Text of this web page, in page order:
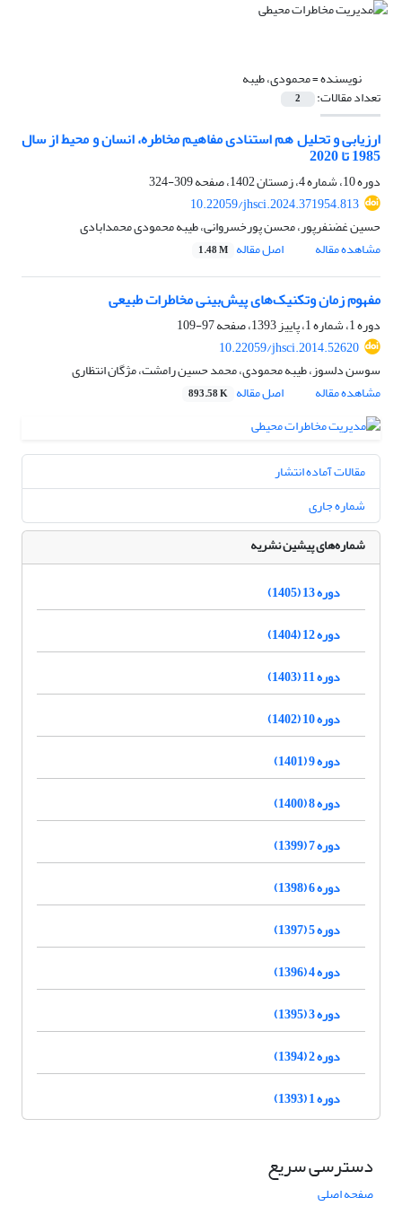
نویسنده =محمودی، طیبه
تعداد مقالات: 2
ارزیابی و تحلیل هم استنادی مفاهیم مخاطره، انسان و محیط از سال
1985 تا 2020
دوره 10، شماره 4، زمستان 1402، صفحه
309-324
10.22059/jhsci.2024.371954.813
حسین غضنفرپور، محسن پورخسروانی، طیبه محمودی محمدابادی
مشاهده مقاله
اصل مقاله 1.48 M
مفهوم زمان وتکنیک‌های پیش‌بینی مخاطرات طبیعی
دوره 1، شماره 1، پاییز 1393، صفحه
97-109
10.22059/jhsci.2014.52620
سوسن دلسوز، طیبه محمودی، محمد حسین رامشت، مژگان انتظاری
مشاهده مقاله
اصل مقاله 893.58 K
مقالات آماده انتشار
شماره جاری
شماره‌های پیشین نشریه
دوره 13 (1405)
دوره 12 (1404)
دوره 11 (1403)
دوره 10 (1402)
دوره 9 (1401)
دوره 8 (1400)
دوره 7 (1399)
دوره 6 (1398)
دوره 5 (1397)
دوره 4 (1396)
دوره 3 (1395)
دوره 2 (1394)
دوره 1 (1393)
دسترسی سریع
صفحه اصلی